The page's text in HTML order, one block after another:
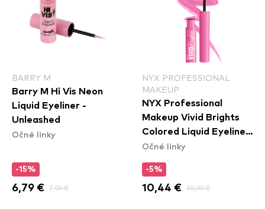
BARRY M
Barry M Hi Vis Neon
Liquid Eyeliner -
Unleashed
Očné linky
-15%
6,79 € 7,99 €
NYX PROFESSIONAL
MAKEUP
NYX Professional
Makeup Vivid Brights
Colored Liquid Eyeliner
- Don't Pink Twice
Očné linky
-5%
10,44 € 10,99 €